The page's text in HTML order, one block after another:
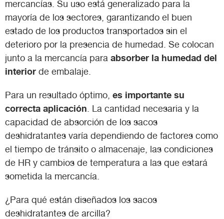
mercancías. Su uso está generalizado para la
mayoría de los sectores, garantizando el buen
estado de los productos transportados sin el
deterioro por la presencia de humedad. Se colocan
junto a la mercancía para absorber la humedad del
interior de embalaje.
Para un resultado óptimo, es importante su
correcta aplicación . La cantidad necesaria y la
capacidad de absorción de los sacos
deshidratantes varía dependiendo de factores como
el tiempo de tránsito o almacenaje, las condiciones
de HR y cambios de temperatura a las que estará
sometida la mercancía.
¿Para qué están diseñados los sacos
deshidratantes de arcilla?